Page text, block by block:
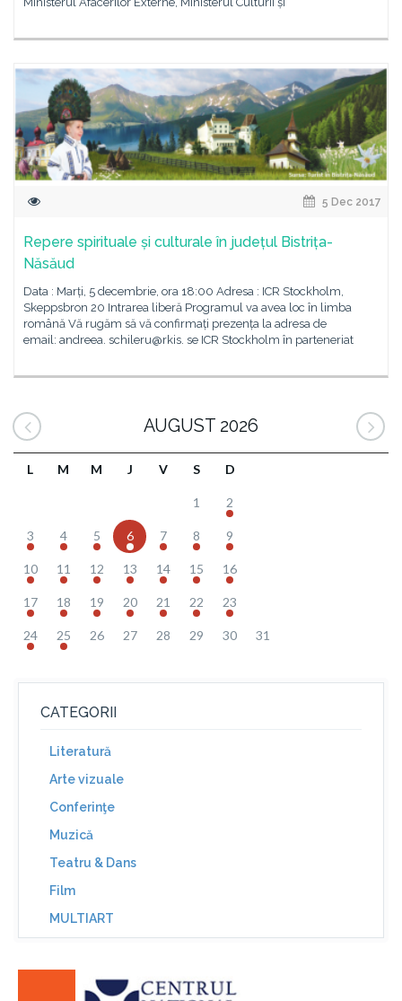
5 Dec 2017
Repere spirituale și culturale în județul Bistrița-
Năsăud
Data : Marți, 5 decembrie, ora 18:00 Adresa : ICR Stockholm,
Skeppsbron 20 Intrarea liberă Programul va avea loc în limba
română Vă rugăm să vă confirmați prezența la adresa de
email: andreea. schileru@rkis. se ICR Stockholm în parteneriat
AUGUST 2026
L M M J V S D
1 2
3 4 5 6 7 8 9
10 11 12 13 14 15 16
17 18 19 20 21 22 23
24 25 26 27 28 29 30 31
CATEGORII
Literatură
Arte vizuale
Conferinţe
Muzică
Teatru & Dans
Film
MULTIART